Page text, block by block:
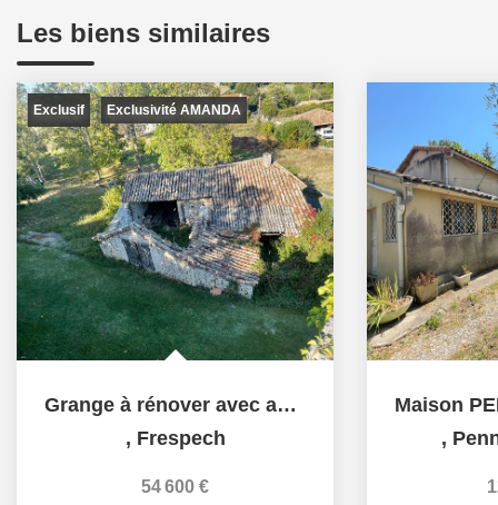
Les biens similaires
Exclusif Exclusivité AMANDA
Grange à rénover avec autorisation accordée pour le...
, Frespech
54 600 €
,